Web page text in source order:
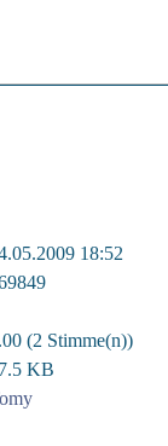
18:52
(2 Stimme(n))
KB